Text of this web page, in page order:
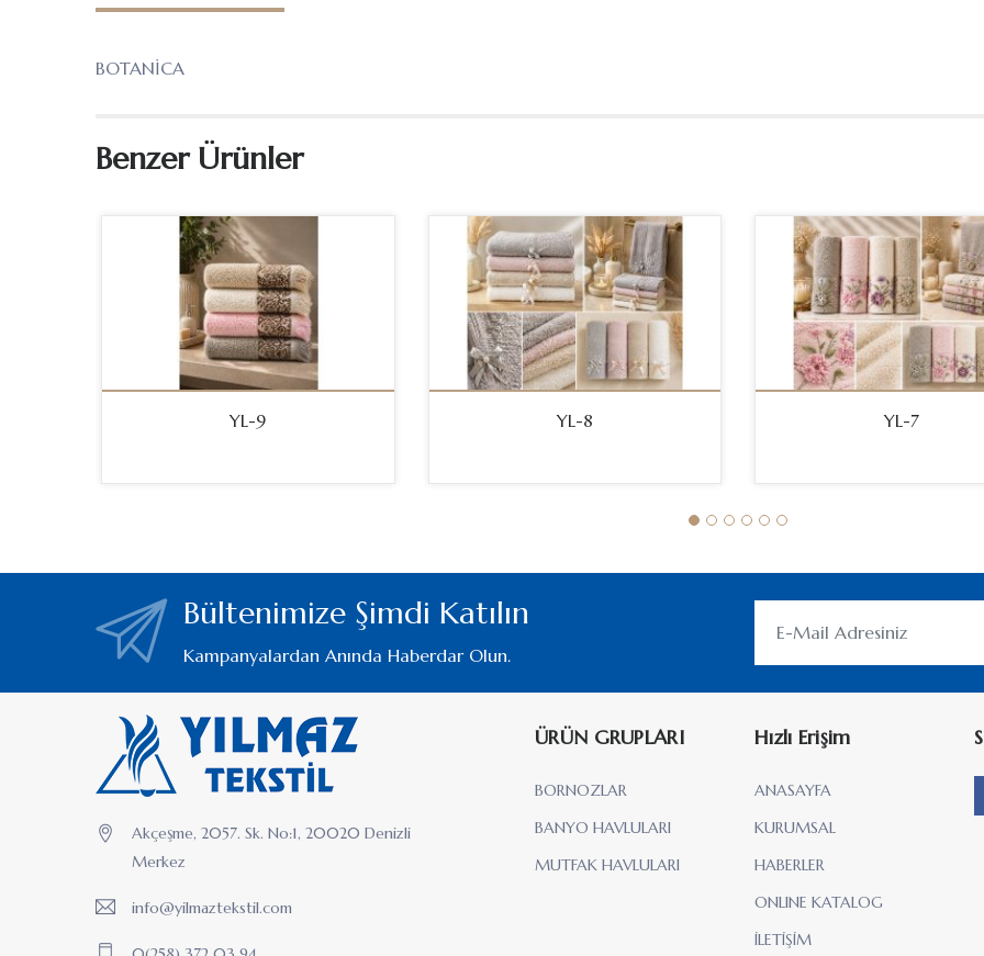
BOTANİCA
Benzer Ürünler
YL-9 YL-8 YL-7
Bültenimize Şimdi Katılın
Kampanyalardan Anında Haberdar Olun.
Akçeşme, 2057. Sk. No:1, 20020 Denizli
Merkez
info@yilmaztekstil.com
ÜRÜN GRUPLARI
BORNOZLAR
BANYO HAVLULARI
MUTFAK HAVLULARI
Hızlı Erişim
ANASAYFA
KURUMSAL
HABERLER
ONLINE KATALOG
İLETİŞİM